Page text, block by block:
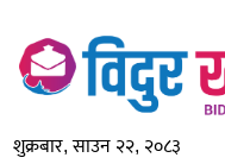
शुक्रबार, साउन २२, २०८३